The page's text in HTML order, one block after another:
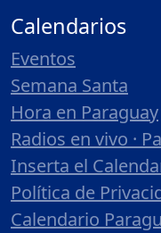
Calendarios
Eventos
Semana Santa
Hora en Paraguay
Radios en vivo ·
Inserta el
Política de
Calendario